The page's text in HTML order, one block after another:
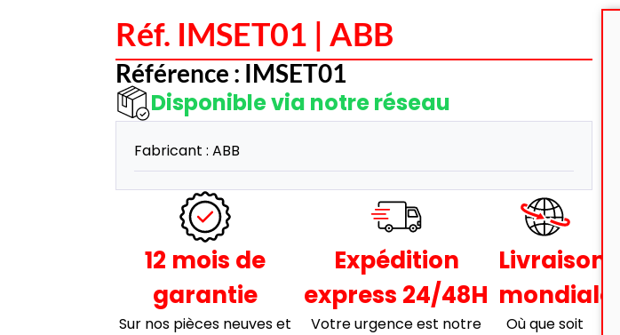
Réf. IMSET01 | ABB
Référence : IMSET01
Disponible via notre réseau
Fabricant : ABB
12 mois de
garantie
Sur nos pièces neuves et
Expédition
express 24/48H
Votre urgence est notre
Livraison
mondiale
Où que soit